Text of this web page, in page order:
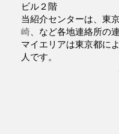
ビル２階
当紹介センターは、東
崎 、など各地連絡所の
マイエリアは東京都に
人です。